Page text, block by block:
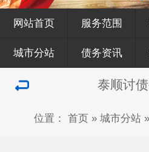
网站首页 服务范围
城市分站 债务资讯
泰顺讨
位置： 首页 » 城市分站 »